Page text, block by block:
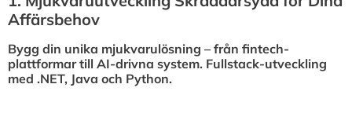
Affärsbehov
Bygg din unika mjukvarulösning – från fintech-
plattformar till AI-drivna system. Fullstack-utveckling
med .NET, Java och Python.